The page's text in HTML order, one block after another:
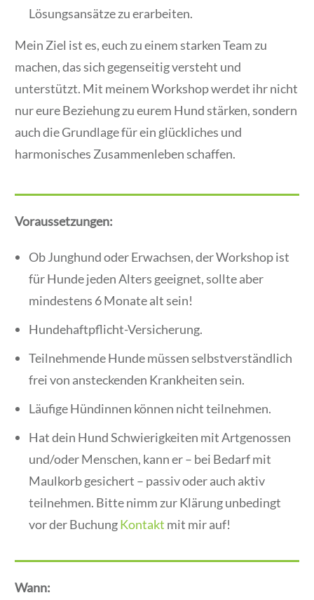
Lösungsansätze zu erarbeiten.
Mein Ziel ist es, euch zu einem starken Team zu
machen, das sich gegenseitig versteht und
unterstützt. Mit meinem Workshop werdet ihr nicht
nur eure Beziehung zu eurem Hund stärken, sondern
auch die Grundlage für ein glückliches und
harmonisches Zusammenleben schaffen.
Voraussetzungen:
Ob Junghund oder Erwachsen, der Workshop ist
für Hunde jeden Alters geeignet, sollte aber
mindestens 6 Monate alt sein!
Hundehaftpflicht-Versicherung.
Teilnehmende Hunde müssen selbstverständlich
frei von ansteckenden Krankheiten sein.
Läufige Hündinnen können nicht teilnehmen.
Hat dein Hund Schwierigkeiten mit Artgenossen
und/oder Menschen, kann er – bei Bedarf mit
Maulkorb gesichert – passiv oder auch aktiv
teilnehmen. Bitte nimm zur Klärung unbedingt
vor der BuchungKontakt mit mir auf!
Wann: